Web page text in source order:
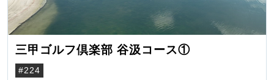
三甲ゴルフ倶楽部 谷汲コース①
#224